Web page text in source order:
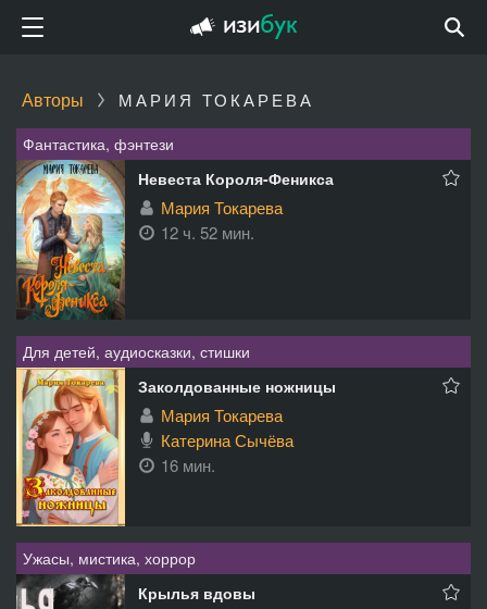
Авторы МАРИЯ ТОКАРЕВА
Фантастика, фэнтези
Невеста Короля-Феникса
Мария Токарева
12 ч. 52 мин.
Для детей, аудиосказки, стишки
Заколдованные ножницы
Мария Токарева
Катерина Сычёва
16 мин.
Ужасы, мистика, хоррор
Крылья вдовы